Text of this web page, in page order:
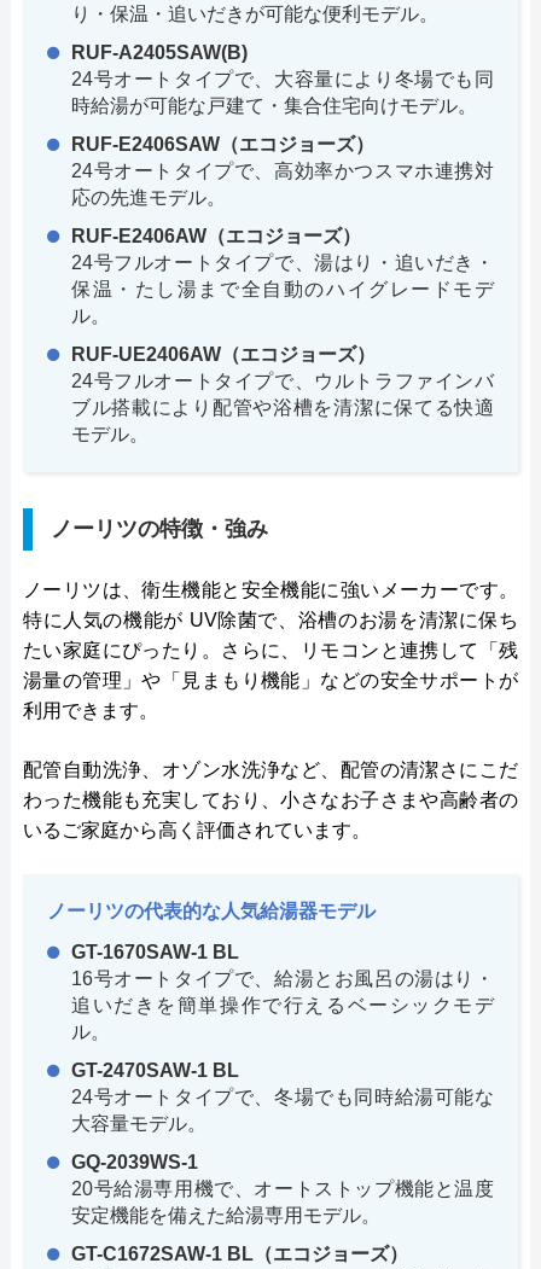
り・保温・追いだきが可能な便利モデル。
RUF-A2405SAW(B)
24号オートタイプで、大容量により冬場でも同
時給湯が可能な戸建て・集合住宅向けモデル。
RUF-E2406SAW（エコジョーズ）
24号オートタイプで、高効率かつスマホ連携対
応の先進モデル。
RUF-E2406AW（エコジョーズ）
24号フルオートタイプで、湯はり・追いだき・
保温・たし湯まで全自動のハイグレードモデ
ル。
RUF-UE2406AW（エコジョーズ）
24号フルオートタイプで、ウルトラファインバ
ブル搭載により配管や浴槽を清潔に保てる快適
モデル。
ノーリツの特徴・強み
ノーリツは、衛生機能と安全機能に強いメーカーです。
特に人気の機能が UV除菌で、浴槽のお湯を清潔に保ち
たい家庭にぴったり。さらに、リモコンと連携して「残
湯量の管理」や「見まもり機能」などの安全サポートが
利用できます。
配管自動洗浄、オゾン水洗浄など、配管の清潔さにこだ
わった機能も充実しており、小さなお子さまや高齢者の
いるご家庭から高く評価されています。
ノーリツの代表的な人気給湯器モデル
GT-1670SAW-1 BL
16号オートタイプで、給湯とお風呂の湯はり・
追いだきを簡単操作で行えるベーシックモデ
ル。
GT-2470SAW-1 BL
24号オートタイプで、冬場でも同時給湯可能な
大容量モデル。
GQ-2039WS-1
20号給湯専用機で、オートストップ機能と温度
安定機能を備えた給湯専用モデル。
GT-C1672SAW-1 BL（エコジョーズ）